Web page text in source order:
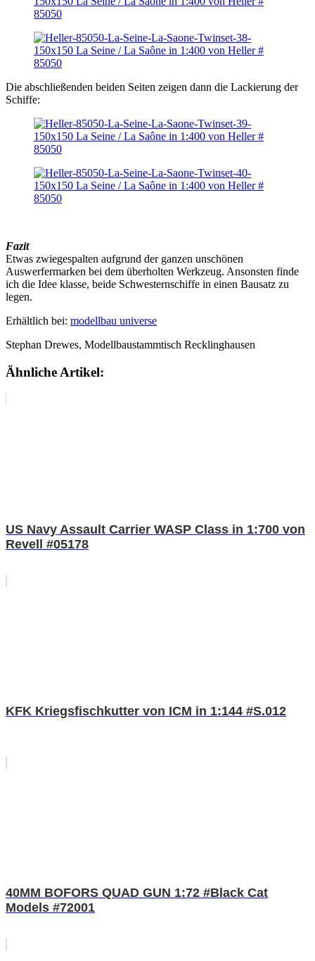
Die abschließenden beiden Seiten zeigen dann die Lackierung der
Schiffe:
Fazit
Etwas zwiegespalten aufgrund der ganzen unschönen
Auswerfermarken bei dem überholten Werkzeug. Ansonsten finde
ich die Idee klasse, beide Schwesternschiffe in einen Bausatz zu
legen.
Erhältlich bei: modellbau universe
Stephan Drewes, Modellbaustammtisch Recklinghausen
Ähnliche Artikel:
US Navy Assault Carrier WASP Class in 1:700 von
Revell #05178
KFK Kriegsfischkutter von ICM in 1:144 #S.012
40MM BOFORS QUAD GUN 1:72 #Black Cat
Models #72001